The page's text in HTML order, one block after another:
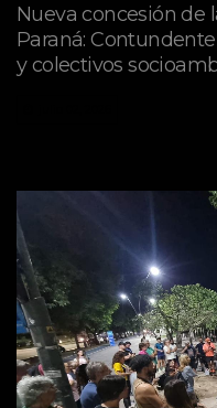
Nueva concesión de
Paraná:
y colectivos